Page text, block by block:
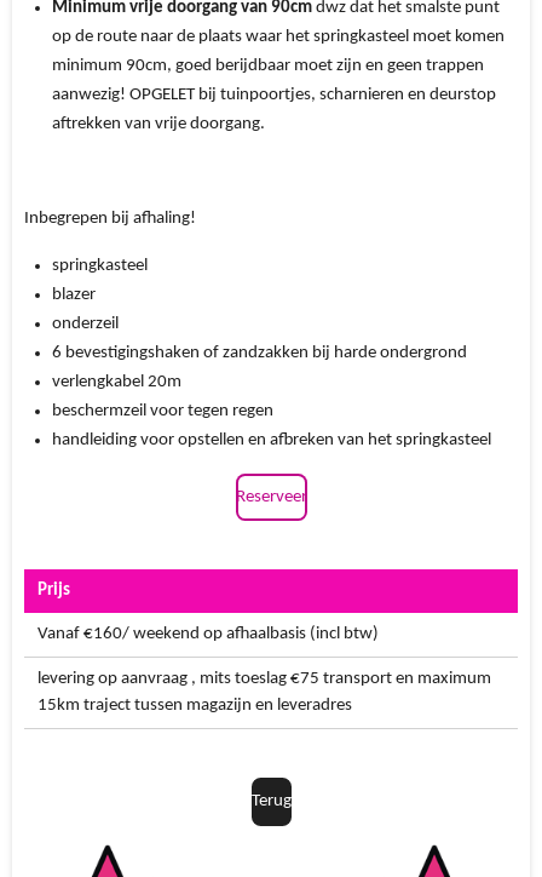
Minimum vrije doorgang van 90cm dwz dat het smalste punt
op de route naar de plaats waar het springkasteel moet komen
minimum 90cm, goed berijdbaar moet zijn en geen trappen
aanwezig! OPGELET bij tuinpoortjes, scharnieren en deurstop
aftrekken van vrije doorgang.
Inbegrepen bij afhaling!
springkasteel
blazer
onderzeil
6 bevestigingshaken of zandzakken bij harde ondergrond
verlengkabel 20m
beschermzeil voor tegen regen
handleiding voor opstellen en afbreken van het springkasteel
Reserveer
Prijs
Vanaf €160/ weekend op afhaalbasis (incl btw)
levering op aanvraag , mits toeslag €75 transport en maximum
15km traject tussen magazijn en leveradres
Terug